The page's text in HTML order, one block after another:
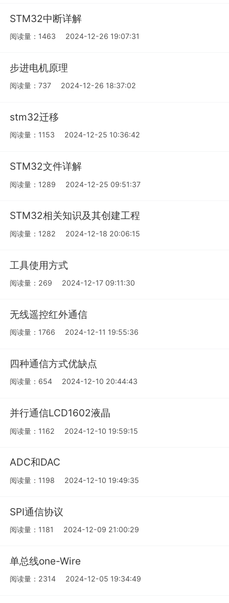
STM32中断详解
阅读量：1463 2024-12-26 19:07:31
步进电机原理
阅读量：737 2024-12-26 18:37:02
stm32迁移
阅读量：1153 2024-12-25 10:36:42
STM32文件详解
阅读量：1289 2024-12-25 09:51:37
STM32相关知识及其创建工程
阅读量：1282 2024-12-18 20:06:15
工具使用方式
阅读量：269 2024-12-17 09:11:30
无线遥控红外通信
阅读量：1766 2024-12-11 19:55:36
四种通信方式优缺点
阅读量：654 2024-12-10 20:44:43
并行通信LCD1602液晶
阅读量：1162 2024-12-10 19:59:15
ADC和DAC
阅读量：1198 2024-12-10 19:49:35
SPI通信协议
阅读量：1181 2024-12-09 21:00:29
单总线one-Wire
阅读量：2314 2024-12-05 19:34:49